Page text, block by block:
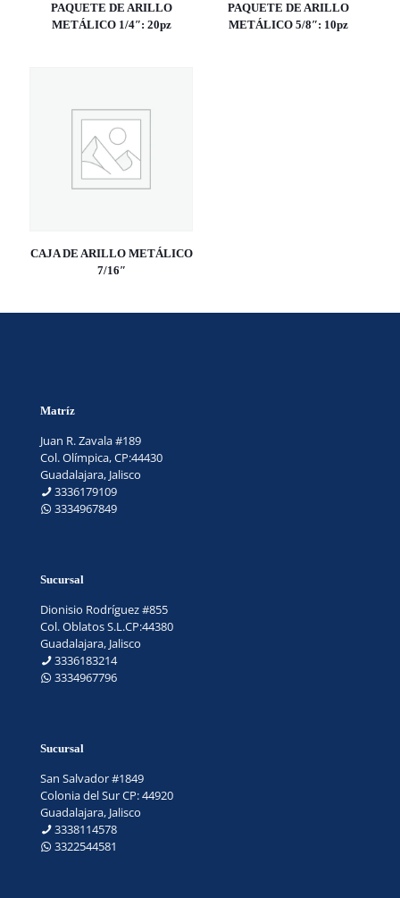
PAQUETE DE ARILLO
METÁLICO 1/4″: 20pz
PAQUETE DE ARILLO
METÁLICO 5/8″: 10pz
CAJA DE ARILLO METÁLICO
7/16″
Matríz
Juan R. Zavala #189
Col. Olímpica, CP:44430
Guadalajara, Jalisco
3336179109
3334967849
Sucursal
Dionisio Rodríguez #855
Col. Oblatos S.L.CP:44380
Guadalajara, Jalisco
3336183214
3334967796
Sucursal
San Salvador #1849
Colonia del Sur CP: 44920
Guadalajara, Jalisco
3338114578
3322544581